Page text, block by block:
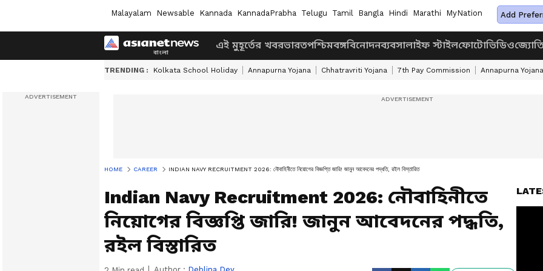
Malayalam Newsable Kannada KannadaPrabha Telugu Tamil Bangla Hindi Marathi MyNation Add
এই মুহূর্তের খবরভারতপশ্চিমবঙ্গবিনোদনব্যবসালাইফ স্টাইলফোটোভিডিও
TRENDING : Kolkata School Holiday Annapurna Yojana Chhatravriti Yojana 7th Pay Commission Annapurna
HOME CAREER INDIAN NAVY RECRUITMENT 2026: নৌবাহিনীতে নিয়োগের বিজ্ঞপ্তি জারি! জানুন আবেদনের পদ্ধতি, রইল বিস্তারিত
Indian Navy Recruitment 2026: নৌবাহিনীতে
নিয়োগের বিজ্ঞপ্তি জারি! জানুন আবেদনের পদ্ধতি,
রইল বিস্তারিত